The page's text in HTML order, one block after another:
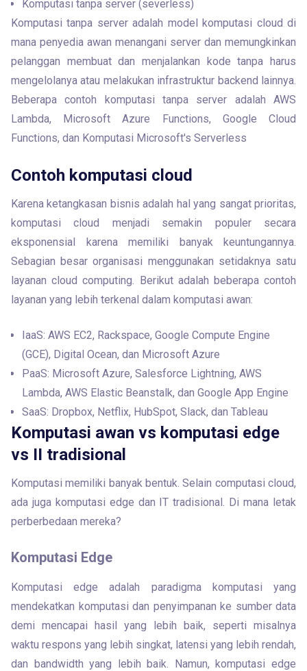
Komputasi tanpa server (severless)
Komputasi tanpa server adalah model komputasi cloud di
mana penyedia awan menangani server dan memungkinkan
pelanggan membuat dan menjalankan kode tanpa harus
mengelolanya atau melakukan infrastruktur backend lainnya.
Beberapa contoh komputasi tanpa server adalah AWS
Lambda, Microsoft Azure Functions, Google Cloud
Functions, dan Komputasi Microsoft's Serverless
Contoh komputasi cloud
Karena ketangkasan bisnis adalah hal yang sangat prioritas,
komputasi cloud menjadi semakin populer secara
eksponensial karena memiliki banyak keuntungannya.
Sebagian besar organisasi menggunakan setidaknya satu
layanan cloud computing. Berikut adalah beberapa contoh
layanan yang lebih terkenal dalam komputasi awan:
IaaS: AWS EC2, Rackspace, Google Compute Engine
(GCE), Digital Ocean, dan Microsoft Azure
PaaS: Microsoft Azure, Salesforce Lightning, AWS
Lambda, AWS Elastic Beanstalk, dan Google App Engine
SaaS: Dropbox, Netflix, HubSpot, Slack, dan Tableau
Komputasi awan vs komputasi edge
vs II tradisional
Komputasi memiliki banyak bentuk. Selain computasi cloud,
ada juga komputasi edge dan IT tradisional. Di mana letak
perberbedaan mereka?
Komputasi Edge
Komputasi edge adalah paradigma komputasi yang
mendekatkan komputasi dan penyimpanan ke sumber data
demi mencapai hasil yang lebih baik, seperti misalnya
waktu respons yang lebih singkat, latensi yang lebih rendah,
dan bandwidth yang lebih baik. Namun, komputasi edge